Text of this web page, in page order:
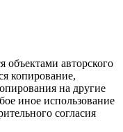
объектами авторского
копирование,
на другие
иное использование
согласия